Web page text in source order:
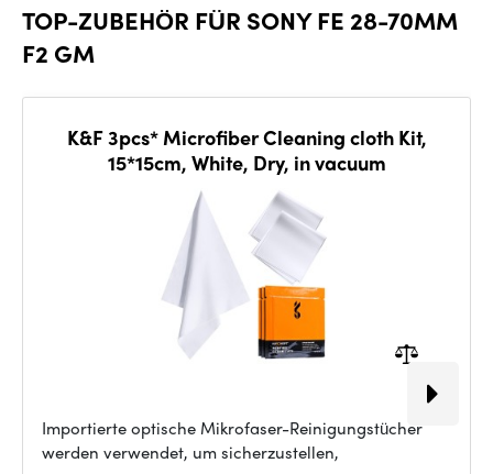
TOP-ZUBEHÖR FÜR SONY FE 28-70MM
F2 GM
K&F 3pcs* Microfiber Cleaning cloth Kit,
15*15cm, White, Dry, in vacuum
Importierte optische Mikrofaser-Reinigungstücher
werden verwendet, um sicherzustellen,